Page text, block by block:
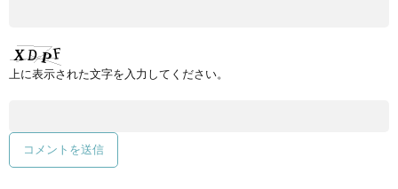
上に表示された文字を入力してください。